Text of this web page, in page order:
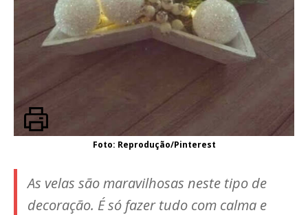
Foto: Reprodução/Pinterest
As velas são maravilhosas neste tipo de
decoração. É só fazer tudo com calma e